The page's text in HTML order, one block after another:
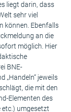
liegt darin, dass
sehr viel
können. Ebenfalls
an die
möglich. Hier
BNE-
„Handeln“ jeweils
die mit den
Elementen des
etc.) umgesetzt